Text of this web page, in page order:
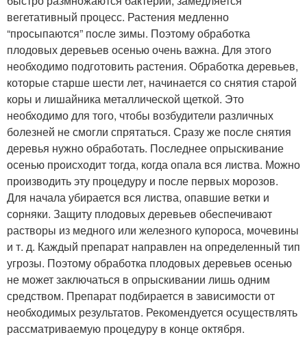
вегетативный процесс. Растения медленно
“просыпаются” после зимы. Поэтому обработка
плодовых деревьев осенью очень важна. Для этого
необходимо подготовить растения. Обработка деревьев,
которые старше шести лет, начинается со снятия старой
коры и лишайника металлической щеткой. Это
необходимо для того, чтобы возбудители различных
болезней не смогли спрятаться. Сразу же после снятия
деревья нужно обработать. Последнее опрыскивание
осенью происходит тогда, когда опала вся листва. Можно
производить эту процедуру и после первых морозов.
Для начала убирается вся листва, опавшие ветки и
сорняки. Защиту плодовых деревьев обеспечивают
растворы из медного или железного купороса, мочевины
и т. д. Каждый препарат направлен на определенный тип
угрозы. Поэтому обработка плодовых деревьев осенью
не может заключаться в опрыскивании лишь одним
средством. Препарат подбирается в зависимости от
необходимых результатов. Рекомендуется осуществлять
рассматриваемую процедуру в конце октября.